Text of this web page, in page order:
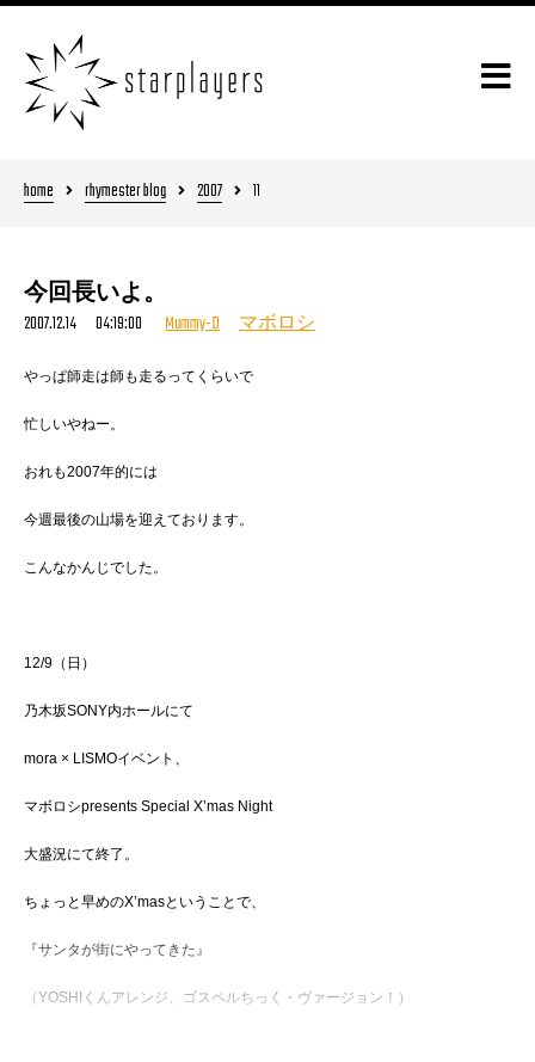
home rhymester blog 2007 11
今回長いよ。
2007.12.14 04:19:00 Mummy-D マボロシ
やっぱ師走は師も走るってくらいで
忙しいやねー。
おれも2007年的には
今週最後の山場を迎えております。
こんなかんじでした。
12/9（日）
乃木坂SONY内ホールにて
mora × LISMOイベント、
マボロシpresents Special X’mas Night
大盛況にて終了。
ちょっと早めのX’masということで、
『サンタが街にやってきた』
（YOSHIくんアレンジ、ゴスペルちっく・ヴァージョン！）